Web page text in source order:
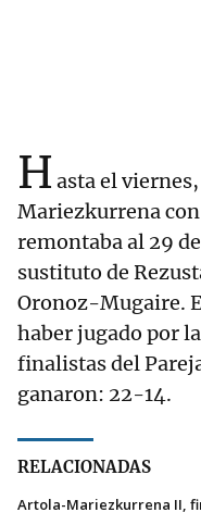
H asta el
Mariezkurrena con
remontaba al 29
sustituto de
Oronoz-Mugaire.
haber jugado por
finalistas del
ganaron: 22-14.
RELACIONADAS
Artola-Mariezkurrena II,